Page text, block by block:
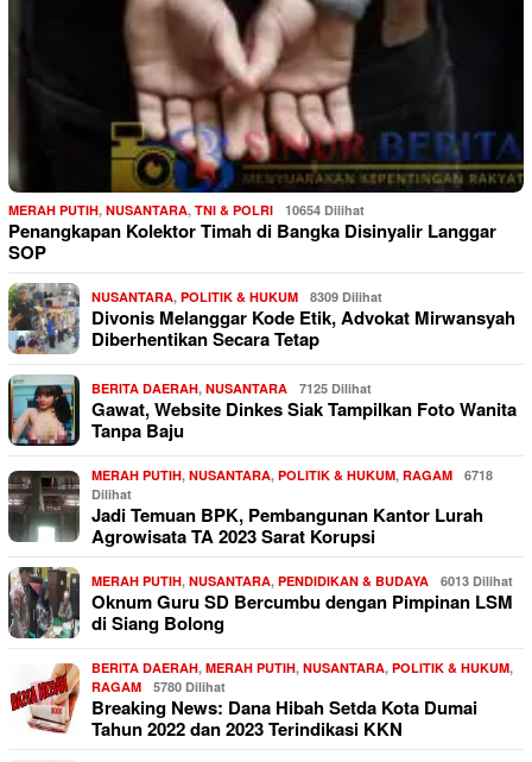
MERAH PUTIH, NUSANTARA, TNI & POLRI 10654 Dilihat
Penangkapan Kolektor Timah di Bangka Disinyalir Langgar
SOP
NUSANTARA, POLITIK & HUKUM 8309 Dilihat
Divonis Melanggar Kode Etik, Advokat Mirwansyah
Diberhentikan Secara Tetap
BERITA DAERAH, NUSANTARA 7125 Dilihat
Gawat, Website Dinkes Siak Tampilkan Foto Wanita
Tanpa Baju
MERAH PUTIH, NUSANTARA, POLITIK & HUKUM, RAGAM
6718
Dilihat
Jadi Temuan BPK, Pembangunan Kantor Lurah
Agrowisata TA 2023 Sarat Korupsi
MERAH PUTIH, NUSANTARA, PENDIDIKAN & BUDAYA 6013 Dilihat
Oknum Guru SD Bercumbu dengan Pimpinan LSM
di Siang Bolong
BERITA DAERAH, MERAH PUTIH, NUSANTARA, POLITIK & HUKUM,
RAGAM
5780 Dilihat
Breaking News: Dana Hibah Setda Kota Dumai
Tahun 2022 dan 2023 Terindikasi KKN